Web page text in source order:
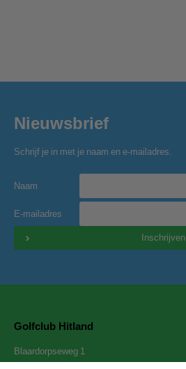
Nieuwsbrief
Schrijf je in met je naam en e-mailadres.
Naam
E-mailadres
Inschrijven
Golfclub Hitland
Blaardorpseweg 1